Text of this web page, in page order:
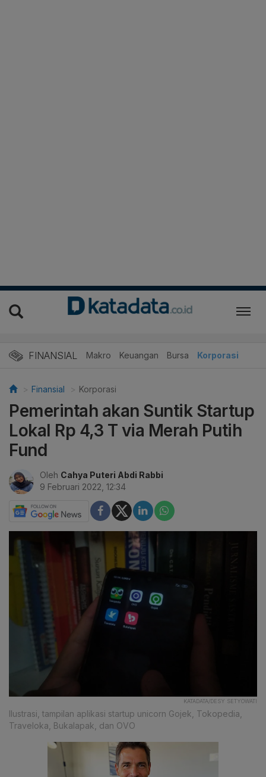
FINANSIAL Makro Keuangan Bursa Korporasi
Finansial Korporasi
Pemerintah akan Suntik Startup
Lokal Rp 4,3 T via Merah Putih
Fund
Oleh Cahya Puteri Abdi Rabbi
9 Februari 2022, 12:34
KATADATA/DESY SETYOWATI
Ilustrasi, tampilan aplikasi startup unicorn Gojek, Tokopedia,
Traveloka, Bukalapak, dan OVO